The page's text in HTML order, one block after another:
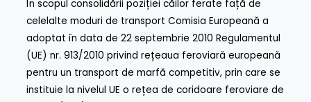
În scopul consolidării poziției căilor ferate față de
celelalte moduri de transport Comisia Europeană a
adoptat în data de 22 septembrie 2010 Regulamentul
(UE) nr. 913/2010 privind rețeaua feroviară europeană
pentru un transport de marfă competitiv, prin care se
instituie la nivelul UE o rețea de coridoare feroviare de